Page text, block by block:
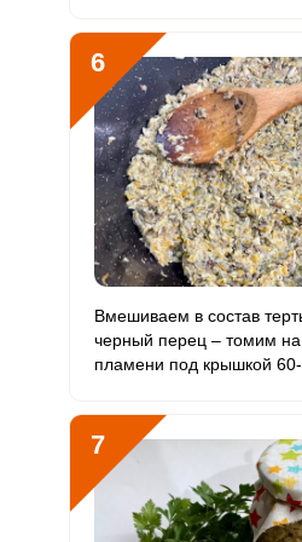
Ванадий 69.3 мкг 20 мкг
Молибден 14 мкг 70 мкг
6
Вмешиваем в состав
черный перец – томим
пламени под крышкой
7